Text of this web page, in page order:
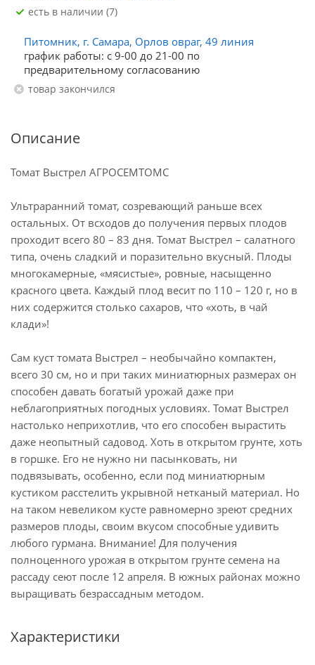
Есть в наличии (7)
Питомник, г. Самара, Орлов овраг, 49 линия
график работы: с 9-00 до 21-00 по
предварительному согласованию
Товар закончился
Описание
Томат Выстрел АГРОСЕМТОМС
Ультраранний томат, созревающий раньше всех
остальных. От всходов до получения первых плодов
проходит всего 80 – 83 дня. Томат Выстрел – салатного
типа, очень сладкий и поразительно вкусный. Плоды
многокамерные, «мясистые», ровные, насыщенно
красного цвета. Каждый плод весит по 110 – 120 г, но в
них содержится столько сахаров, что «хоть, в чай
клади»!
Сам куст томата Выстрел – необычайно компактен,
всего 30 см, но и при таких миниатюрных размерах он
способен давать богатый урожай даже при
неблагоприятных погодных условиях. Томат Выстрел
настолько неприхотлив, что его способен вырастить
даже неопытный садовод. Хоть в открытом грунте, хоть
в горшке. Его не нужно ни пасынковать, ни
подвязывать, особенно, если под миниатюрным
кустиком расстелить укрывной нетканый материал. Но
на таком невеликом кусте равномерно зреют средних
размеров плоды, своим вкусом способные удивить
любого гурмана. Внимание! Для получения
полноценного урожая в открытом грунте семена на
рассаду сеют после 12 апреля. В южных районах можно
выращивать безрассадным методом.
Характеристики